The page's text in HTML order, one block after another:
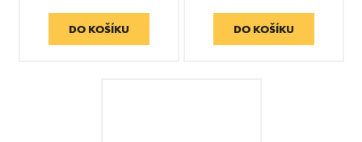
DO KOŠÍKU DO KOŠÍKU